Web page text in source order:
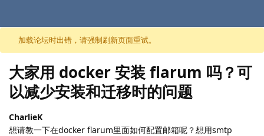
跳至内容
加载论坛时出错，请强制刷新页面重试。
大家用 docker 安装 flarum 吗？可
以减少安装和迁移时的问题
CharlieK
想请教一下在docker flarum里面如何配置邮箱呢？想用smtp